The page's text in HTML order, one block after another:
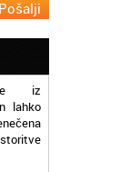
in
iz
lahko